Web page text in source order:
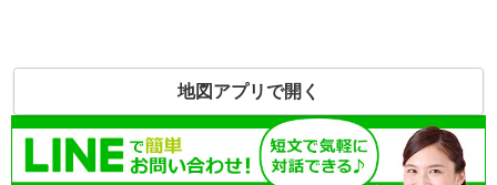
地図アプリで開く